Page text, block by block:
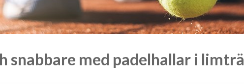
snabbare med padelhallar i limträ